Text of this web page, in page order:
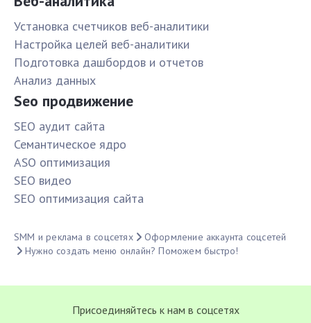
Установка счетчиков веб-аналитики
Настройка целей веб-аналитики
Подготовка дашбордов и отчетов
Анализ данных
Seo продвижение
SЕО аудит сайта
Семантическое ядро
ASO оптимизация
SЕО видео
SЕО оптимизация сайта
SMM и реклама в соцсетях
Оформление аккаунта соцсетей
Нужно создать меню онлайн? Поможем быстро!
Присоединяйтесь к нам в соцсетях